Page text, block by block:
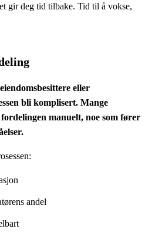
gir deg tid tilbake. Tid til å vokse,
eller
bli komplisert. Mange
manuelt, noe som fører
andel